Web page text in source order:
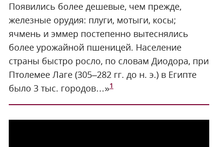
Появились более дешевые, чем прежде,
железные орудия: плуги, мотыги, косы;
ячмень и эммер постепенно вытеснялись
более урожайной пшеницей. Население
страны быстро росло, по словам Диодора, при
Птолемее Лаге (305–282 гг. до н. э.) в Египте
было 3 тыс. городов…»1